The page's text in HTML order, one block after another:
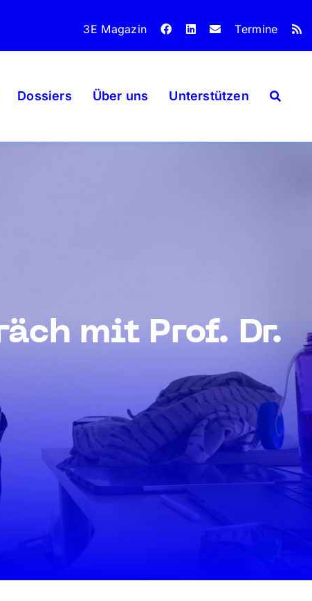
3E Magazin Termine
Dossiers Über uns Unterstützen
mit Prof. Dr.